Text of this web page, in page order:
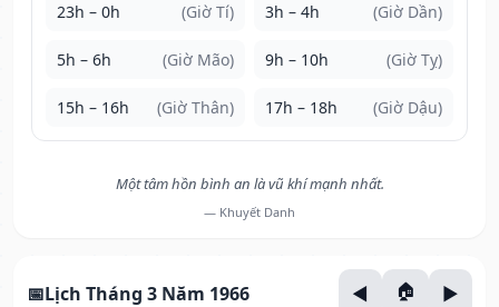
23h – 0h (Giờ Tí) 3h – 4h (Giờ Dần)
5h – 6h (Giờ Mão) 9h – 10h (Giờ Tỵ)
15h – 16h (Giờ Thân) 17h – 18h (Giờ Dậu)
Một tâm hồn bình an là vũ khí mạnh nhất.
— Khuyết Danh
Lịch Tháng 3 Năm 1966